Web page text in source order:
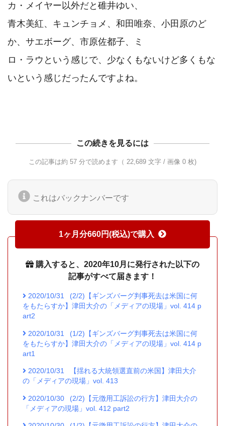
カ・メイヤー以外だと碓井ゆい、
青木美紅、キュンチョメ、和田唯奈、小田原のど
か、サエボーグ、市原佐都子、ミ
ロ・ラウという感じで、少なくもないけど多くもな
いという感じだったんですよね。
この続きを見るには
この記事は約 57 分で読めます（ 22,689 文字 / 画像 0 枚)
これはバックナンバーです
1ヶ月分660円(税込)で購入
購入すると、2020年10月に発行された以下の
記事がすべて届きます！
2020/10/31
(2/2)【ギンズバーグ判事死去は米国に何
をもたらすか】津田大介の「メディアの現場」vol. 414 p
art2
2020/10/31
(1/2)【ギンズバーグ判事死去は米国に何
をもたらすか】津田大介の「メディアの現場」vol. 414 p
art1
2020/10/31
【揺れる大統領選直前の米国】津田大介
の「メディアの現場」vol. 413
2020/10/30
(2/2)【元徴用工訴訟の行方】津田大介の
「メディアの現場」vol. 412 part2